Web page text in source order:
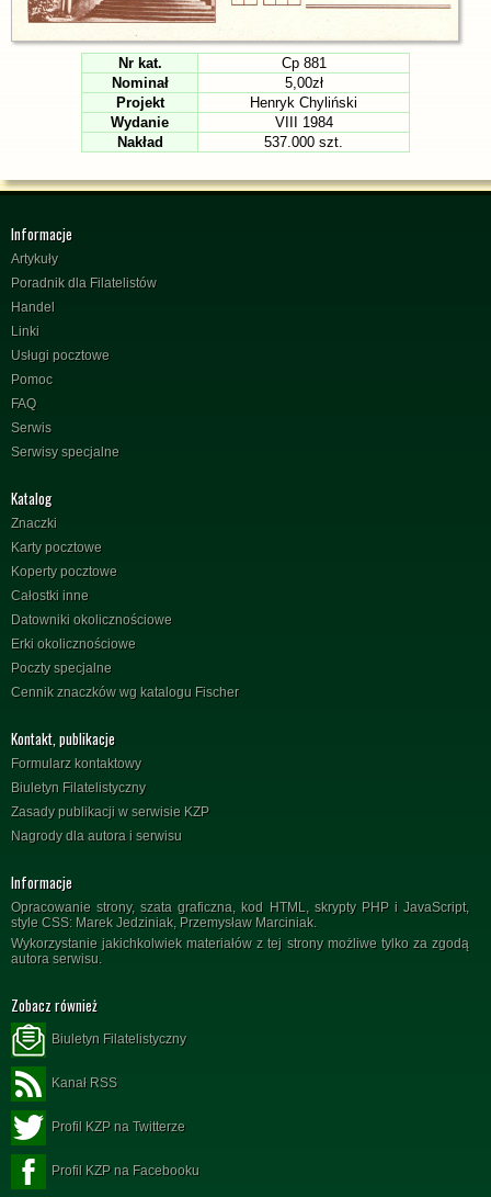
Nr kat.
Cp 881
Nominał
5,00zł
Projekt
Henryk Chyliński
Wydanie
VIII 1984
Nakład
537.000 szt.
Informacje
Artykuły
Poradnik dla Filatelistów
Handel
Linki
Usługi pocztowe
Pomoc
FAQ
Serwis
Serwisy specjalne
Katalog
Znaczki
Karty pocztowe
Koperty pocztowe
Całostki inne
Datowniki okolicznościowe
Erki okolicznościowe
Poczty specjalne
Cennik znaczków wg katalogu Fischer
Kontakt, publikacje
Formularz kontaktowy
Biuletyn Filatelistyczny
Zasady publikacji w serwisie KZP
Nagrody dla autora i serwisu
Informacje
Opracowanie strony, szata graficzna, kod HTML, skrypty PHP i JavaScript,
style CSS: Marek Jedziniak, Przemysław Marciniak.
Wykorzystanie jakichkolwiek materiałów z tej strony możliwe tylko za zgodą
autora serwisu.
Zobacz również
Biuletyn Filatelistyczny
Kanał RSS
Profil KZP na Twitterze
Profil KZP na Facebooku